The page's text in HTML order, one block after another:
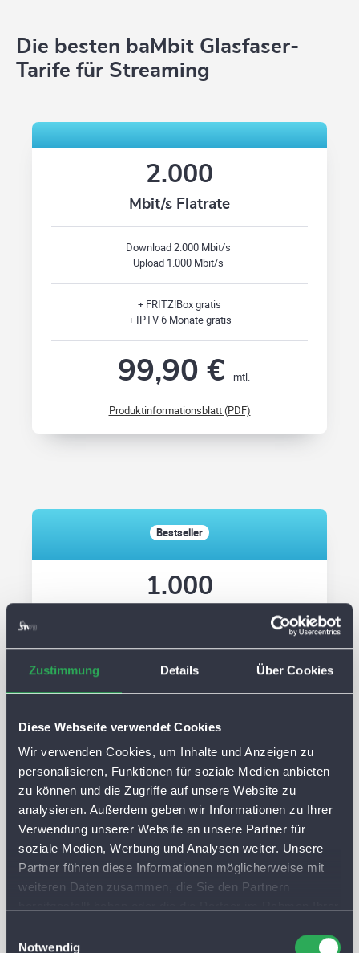
Zustimmung Details Über Cookies
Diese Webseite verwendet Cookies
Wir verwenden Cookies, um Inhalte und Anzeigen zu
personalisieren, Funktionen für soziale Medien anbieten
zu können und die Zugriffe auf unsere Website zu
analysieren. Außerdem geben wir Informationen zu Ihrer
Verwendung unserer Website an unsere Partner für
soziale Medien, Werbung und Analysen weiter. Unsere
Partner führen diese Informationen möglicherweise mit
weiteren Daten zusammen, die Sie den Partnern
Cookies automatisch zu, wenn Sie unsere Webseite
Notwendig
Die besten baMbit Glasfaser-
Tarife für Streaming
2.000
Mbit/s Flatrate
Download 2.000 Mbit/s
Upload 1.000 Mbit/s
+ FRITZ!Box gratis
+ IPTV 6 Monate gratis
99,90 € mtl.
Produktinformationsblatt (PDF)
Bestseller
1.000
Upload 500 Mbit/s
+ IPTV 6 Monate gratis
49,90 € mtl.
Produktinformationsblatt (PDF)